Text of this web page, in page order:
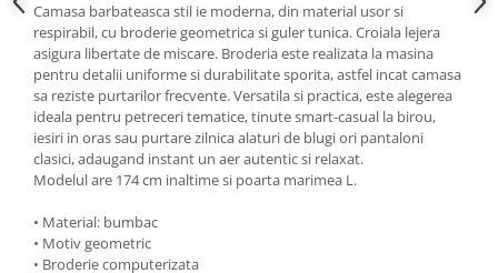
Camasa barbateasca stil ie moderna, din material usor si
respirabil, cu broderie geometrica si guler tunica. Croiala lejera
asigura libertate de miscare. Broderia este realizata la masina
pentru detalii uniforme si durabilitate sporita, astfel incat camasa
sa reziste purtarilor frecvente. Versatila si practica, este alegerea
ideala pentru petreceri tematice, tinute smart-casual la birou,
iesiri in oras sau purtare zilnica alaturi de blugi ori pantaloni
clasici, adaugand instant un aer autentic si relaxat.
Modelul are 174 cm inaltime si poarta marimea L.
• Material: bumbac
• Motiv geometric
• Broderie computerizata